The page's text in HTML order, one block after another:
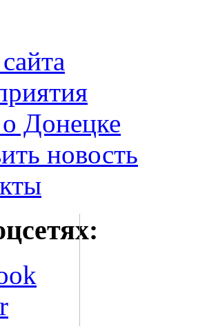
Донецке
новость